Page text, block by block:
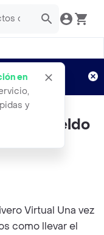
en
y
Aplican TyC
De Eneldo
Virtual Una vez
como llevar el